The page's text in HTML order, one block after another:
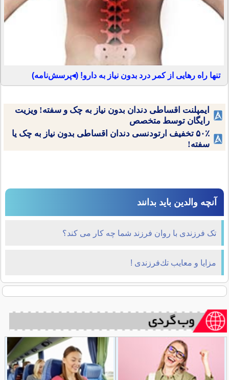
تنها راه رهایی از کمر درد بدون نیاز به دارو! (◂پرسش‌نامه)
ایمپلنت اقساطی دندان بدون نیاز به چک و سفته! ویزیت
رایگان توسط متخصص
۵۰٪ تخفیف ارتودنسی دندان اقساطی بدون نیاز به چک یا
سفته!
آنچه والدین باید بدانند
تک فرزندی با روان فرزند شما چه کار می کند؟
مزایا و معایب تك‌فرزندی !